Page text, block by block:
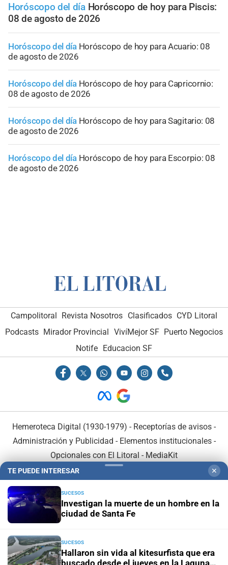
Horóscopo del día Horóscopo de hoy para Piscis:
08 de agosto de 2026
Horóscopo del día Horóscopo de hoy para Acuario: 08
de agosto de 2026
Horóscopo del día Horóscopo de hoy para Capricornio:
08 de agosto de 2026
Horóscopo del día Horóscopo de hoy para Sagitario: 08
de agosto de 2026
Horóscopo del día Horóscopo de hoy para Escorpio: 08
de agosto de 2026
Campolitoral Revista Nosotros Clasificados CYD Litoral
Podcasts Mirador Provincial VivíMejor SF Puerto Negocios
Notife Educacion SF
Hemeroteca Digital (1930-1979) - Receptorías de avisos -
Administración y Publicidad - Elementos institucionales-
Opcionales con El Litoral - MediaKit
En Asociación con:
TE PUEDE INTERESAR ✕
SUCESOS
Investigan la muerte de un hombre en la
ciudad de Santa Fe
SUCESOS
Hallaron sin vida al kitesurfista que era
buscado desde el jueves en la Laguna